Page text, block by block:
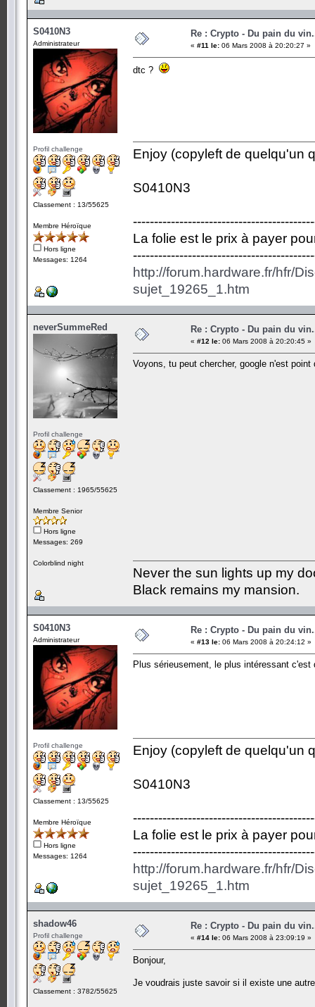
S0410N3
Administrateur
Profil challenge
Classement : 13/55625
Membre Héroïque
Hors ligne
Messages: 1264
Re : Crypto - Du pain du
« #11 le: 06 Mars 2008 à 20:20:27 »
dtc ?
Enjoy (copyleft de quelqu'un
S0410N3
La folie est le prix à payer
http://forum.hardware.fr/hfr/
sujet_19265_1.htm
neverSummeRed
Profil challenge
Classement : 1965/55625
Membre Senior
Hors ligne
Messages: 269
Colorblind night
Re : Crypto - Du pain du
« #12 le: 06 Mars 2008 à 20:20:45 »
Voyons, tu peut chercher, google n'est
Never the sun lights up my
Black remains my mansion.
S0410N3
Administrateur
Profil challenge
Classement : 13/55625
Membre Héroïque
Hors ligne
Messages: 1264
Re : Crypto - Du pain du
« #13 le: 06 Mars 2008 à 20:24:12 »
Plus sérieusement, le plus intéressant
Enjoy (copyleft de quelqu'un
S0410N3
La folie est le prix à payer
http://forum.hardware.fr/hfr/
sujet_19265_1.htm
shadow46
Profil challenge
Classement : 3782/55625
Re : Crypto - Du pain du
« #14 le: 06 Mars 2008 à 23:09:19 »
Bonjour,
Je voudrais juste savoir si il existe une